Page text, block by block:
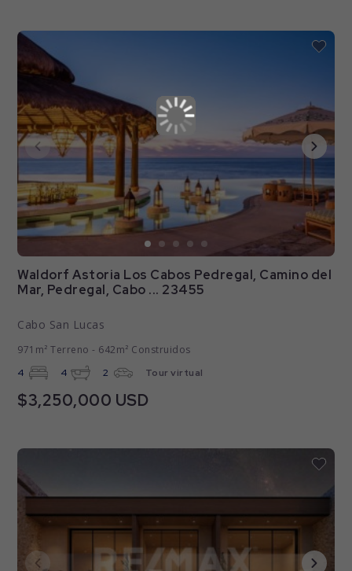
Waldorf Astoria Los Cabos Pedregal, Camino del
Mar, Pedregal, Cabo ... 23455
Cabo San Lucas
971m² Terreno - 642m² Construidos
4 4 2 Tour virtual
$3,250,000 USD